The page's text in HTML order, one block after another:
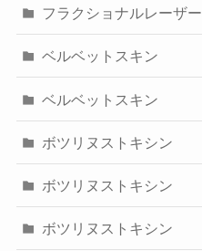
フラクショナルレーザー
ベルベットスキン
ベルベットスキン
ボツリヌストキシン
ボツリヌストキシン
ボツリヌストキシン